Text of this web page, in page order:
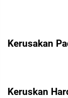
Kerusakan
Keruskan